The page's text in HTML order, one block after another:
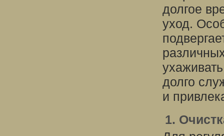
долгое
уход.
долго
и
1.